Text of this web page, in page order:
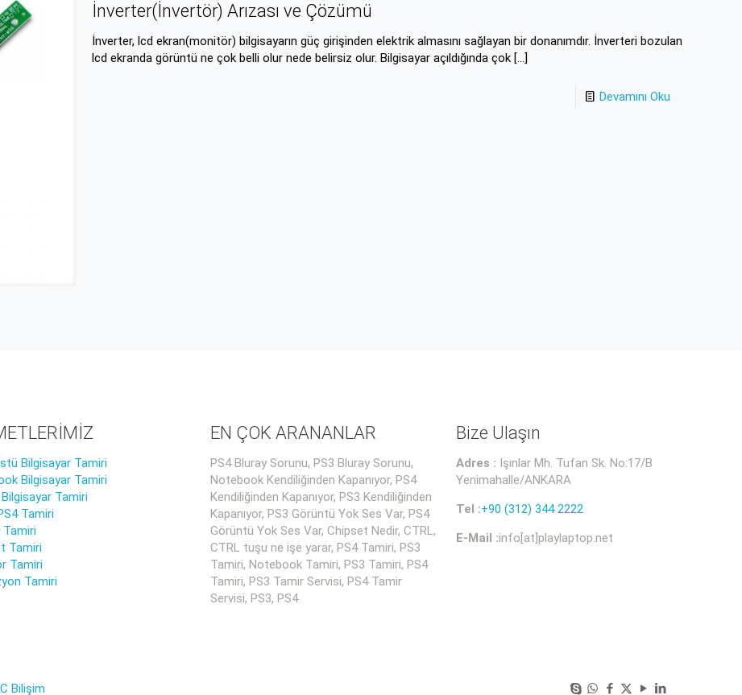
İnverter(İnvertör) Arızası ve Çözümü
İnverter, lcd ekran(monitör) bilgisayarın güç girişinden elektrik almasını sağlayan bir donanımdır. İnverteri bozulan
lcd ekranda görüntü ne çok belli olur nede belirsiz olur. Bilgisayar açıldığında çok[…]
Devamını Oku
Bilgisayar Tamiri
Bilgisayar Tamiri
Tamiri
Tamiri
Tamiri
Tamiri
Tamiri
EN ÇOK ARANANLAR
PS4 Bluray Sorunu, PS3 Bluray Sorunu,
Notebook Kendiliğinden Kapanıyor, PS4
Kendiliğinden Kapanıyor, PS3 Kendiliğinden
Kapanıyor, PS3 Görüntü Yok Ses Var, PS4
Görüntü Yok Ses Var, Chipset Nedir, CTRL,
CTRL tuşu ne işe yarar, PS4 Tamiri, PS3
Tamiri, Notebook Tamiri, PS3 Tamiri, PS4
Tamiri, PS3 Tamir Servisi, PS4 Tamir
Servisi, PS3, PS4
Bize Ulaşın
Adres : Işınlar Mh. Tufan Sk. No:17/B
Yenimahalle/ANKARA
Tel :+90 (312) 344 2222
E-Mail :info[at]playlaptop.net
Bilişim